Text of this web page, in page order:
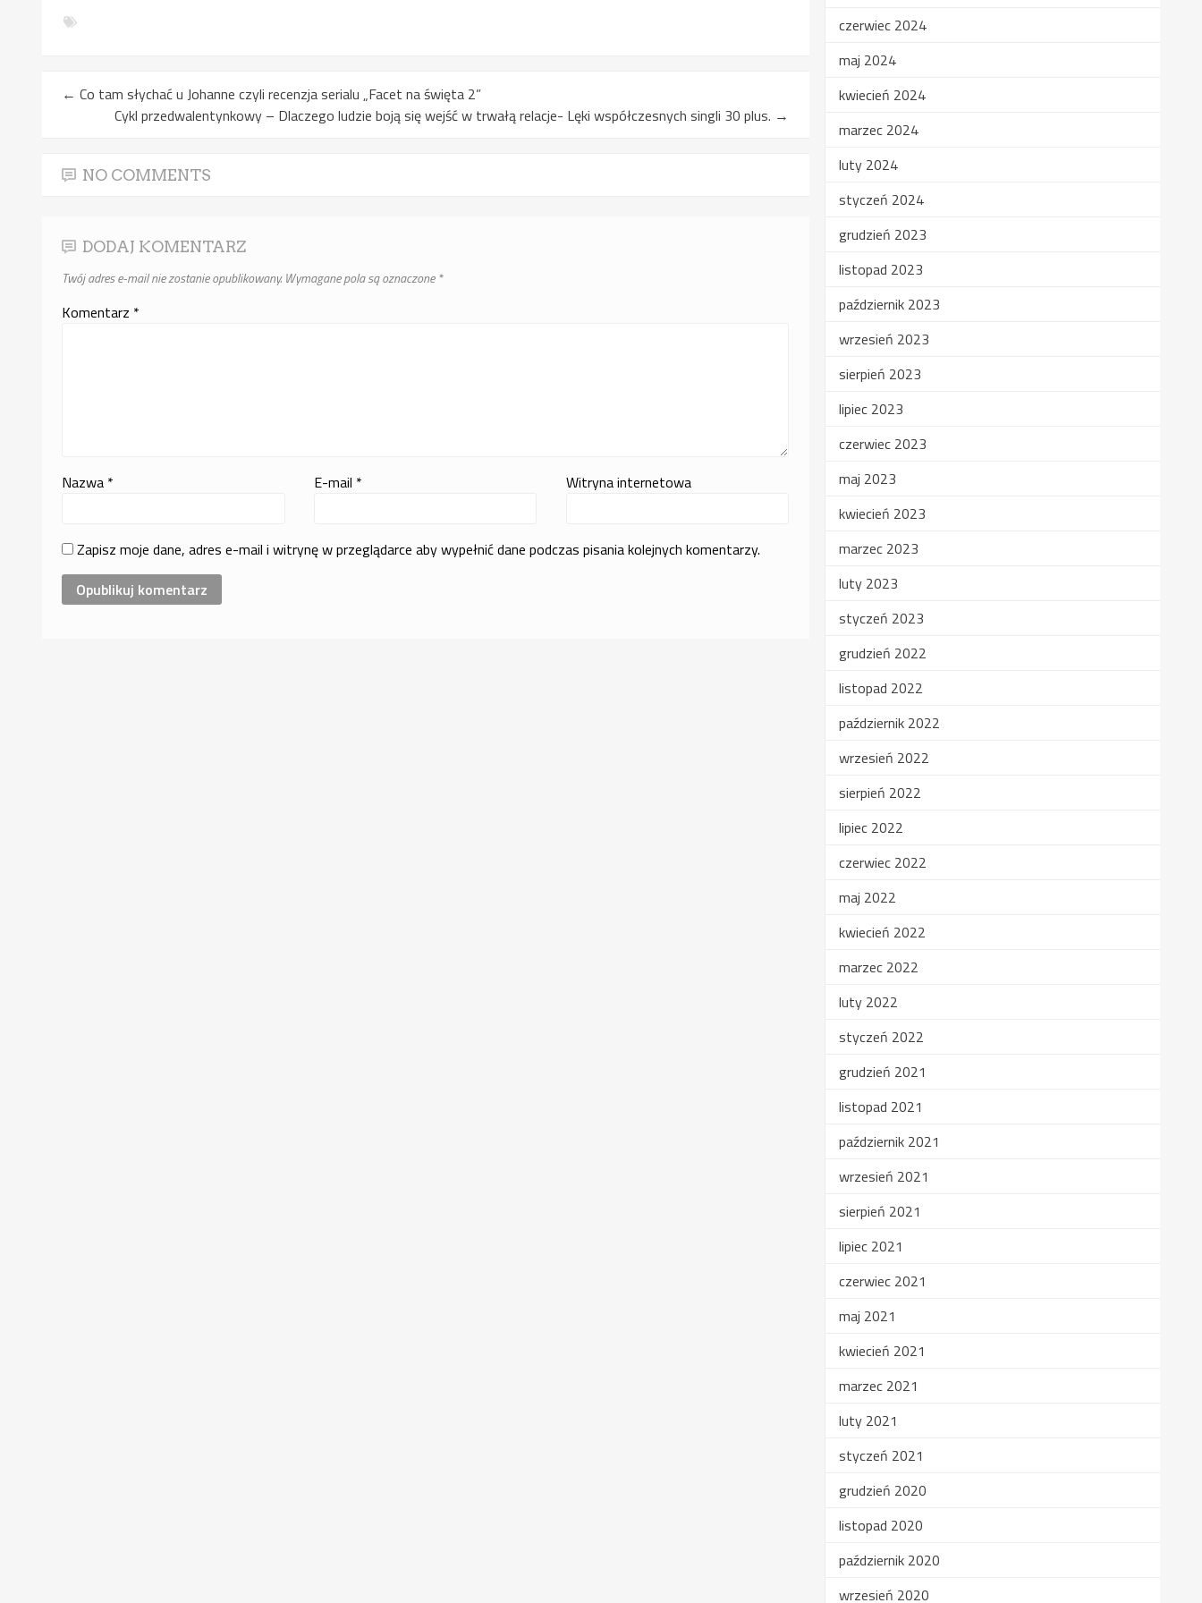
← Co tam słychać u Johanne czyli recenzja serialu „Facet na święta 2”
Cykl przedwalentynkowy – Dlaczego ludzie boją się wejść w trwałą relacje- Lęki współczesnych singli 30 plus. →
NO COMMENTS
DODAJ KOMENTARZ
Twój adres e-mail nie zostanie opublikowany. Wymagane pola są oznaczone*
Komentarz *
Nazwa * E-mail * Witryna internetowa
Zapisz moje dane, adres e-mail i witrynę w przeglądarce aby wypełnić dane podczas pisania kolejnych komentarzy.
czerwiec 2024
maj 2024
kwiecień 2024
marzec 2024
luty 2024
styczeń 2024
grudzień 2023
listopad 2023
październik 2023
wrzesień 2023
sierpień 2023
lipiec 2023
czerwiec 2023
maj 2023
kwiecień 2023
marzec 2023
luty 2023
styczeń 2023
grudzień 2022
listopad 2022
październik 2022
wrzesień 2022
sierpień 2022
lipiec 2022
czerwiec 2022
maj 2022
kwiecień 2022
marzec 2022
luty 2022
styczeń 2022
grudzień 2021
listopad 2021
październik 2021
wrzesień 2021
sierpień 2021
lipiec 2021
czerwiec 2021
maj 2021
kwiecień 2021
marzec 2021
luty 2021
styczeń 2021
grudzień 2020
listopad 2020
październik 2020
wrzesień 2020